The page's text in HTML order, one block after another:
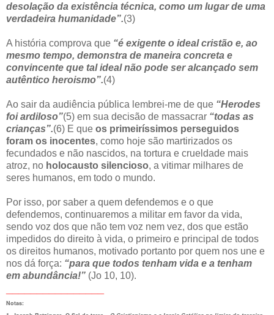
desolação da existência técnica, como um lugar de uma
verdadeira humanidade”.(3)
A história comprova que “é exigente o ideal cristão e, ao
mesmo tempo, demonstra de maneira concreta e
convincente que tal ideal não pode ser alcançado sem
autêntico heroismo”.(4)
Ao sair da audiência pública lembrei-me de que “Herodes
foi ardiloso”(5) em sua decisão de massacrar “todas as
crianças”.(6) E que os primeiríssimos perseguidos
foram os inocentes, como hoje são martirizados os
fecundados e não nascidos, na tortura e crueldade mais
atroz, no holocausto silencioso, a vitimar milhares de
seres humanos, em todo o mundo.
Por isso, por saber a quem defendemos e o que
defendemos, continuaremos a militar em favor da vida,
sendo voz dos que não tem voz nem vez, dos que estão
impedidos do direito à vida, o primeiro e principal de todos
os direitos humanos, motivado portanto por quem nos une e
nos dá força: “para que todos tenham vida e a tenham
em abundância!” (Jo 10, 10).
Notas: